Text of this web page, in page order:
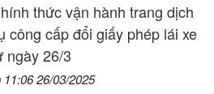
thức vận hành trang dịch
công cấp đổi giấy phép lái xe
ngày 26/3
11:06 26/03/2025